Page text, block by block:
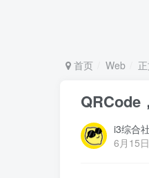
首页 Web
QRCode
i3综合
6月15